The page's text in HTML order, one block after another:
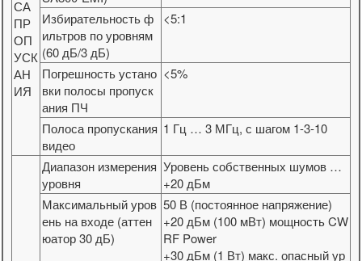
СА
ПР
ОП
УСК
АН
ИЯ
Избирательность ф
ильтров по уровням
(60 дБ/3 дБ)
<5:1
Погрешность устано
вки полосы пропуск
ания ПЧ
<5%
Полоса пропускания
видео
1 Гц … 3 МГц, с шагом 1-3-10
Диапазон измерения
уровня
Уровень собственных шумов …
+20 дБм
Максимальный уров
ень на входе (аттен
юатор 30 дБ)
50 В (постоянное напряжение)
+20 дБм (100 мВт) мощность CW
RF Power
+30 дБм (1 Вт) макс. опасный ур